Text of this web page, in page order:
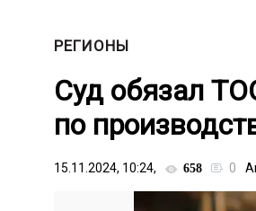
РЕГИОНЫ
Суд обязал
по
15.11.2024, 10:24, 658 0